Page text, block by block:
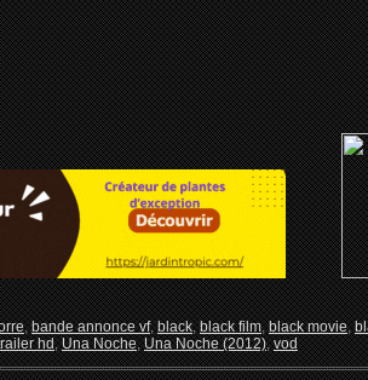
,bande annonce vf,black,black film,black movie,
hd,Una Noche,Una Noche (2012),vod